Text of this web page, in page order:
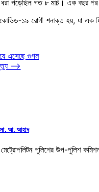
পড়েছিল গত ৮ মার্চ। এক বছর
১৯ রোগী শনাক্ত হয়, যা এক
এসেছে গুগল
⟶
মো. আ. আহাদ
মেট্রোপলিটন পুলিশের উপ-পুলিশ